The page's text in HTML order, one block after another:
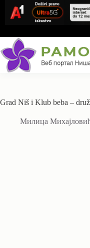
content
Grad Niš i Klub beba –
Милица